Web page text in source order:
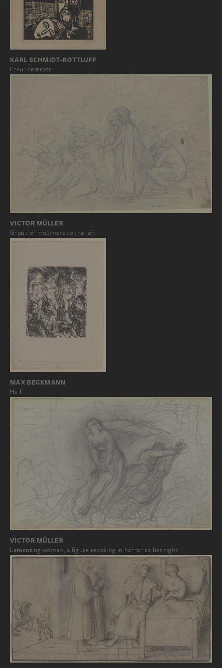
KARL SCHMIDT-ROTTLUFF
Freundestrost
VICTOR MÜLLER
Group of mourners to the left
MAX BECKMANN
Hell
VICTOR MÜLLER
Lamenting woman, a figure recoiling in horror to her right